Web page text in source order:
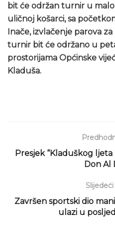
bit će održan turnir u
uličnoj košarci, sa
Inače, izvlačenje parova
turnir bit će održano u
prostorijama Općinske
Kladuša.
Presjek “Kladuškog ljeta
Don Al
Završen sportski dio
ulazi u